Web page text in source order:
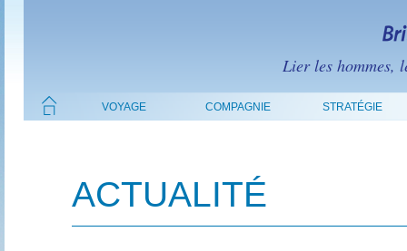
Lier les hommes,
VOYAGE COMPAGNIE STRATÉGIE
ACTUALITÉ